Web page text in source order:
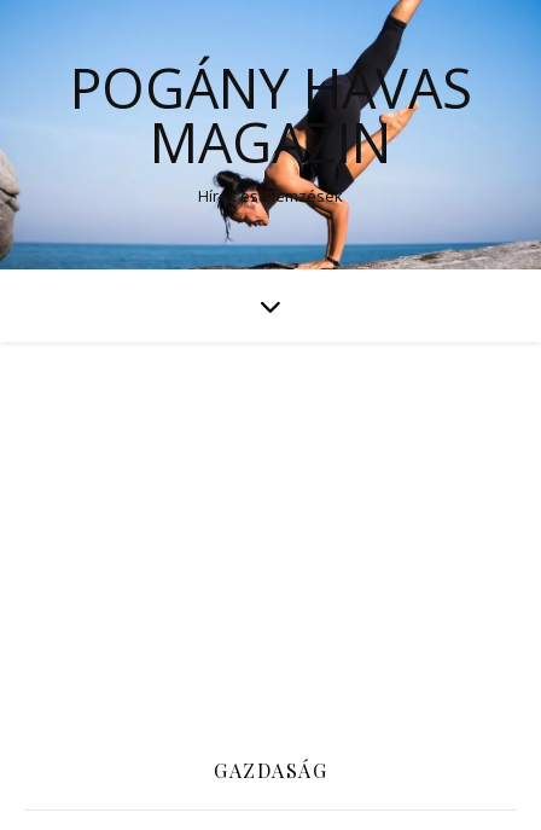
POGÁNY HAVAS
MAGAZIN
Hírek és elemzések
GAZDASÁG